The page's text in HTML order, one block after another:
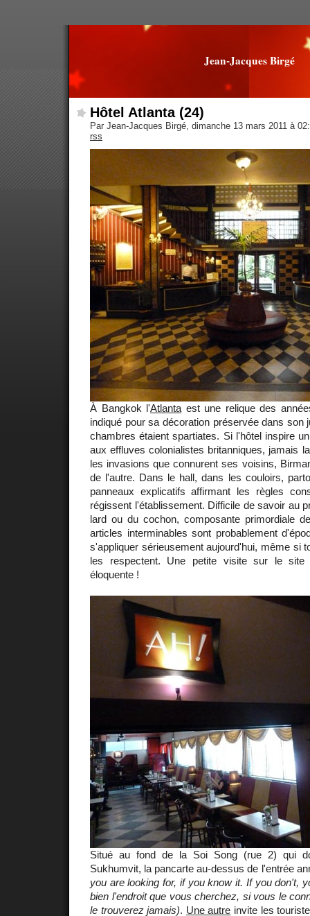
Jean-Jacques Birgé
Hôtel Atlanta (24)
Par Jean-Jacques Birgé, dimanche 13 mars 2011 à
rss
À Bangkok l'Atlanta est une relique des
indiqué pour sa décoration préservée dans son
chambres étaient spartiates. Si l'hôtel inspire
aux effluves colonialistes britanniques, jamais
les invasions que connurent ses voisins,
de l'autre. Dans le hall, dans les couloirs,
panneaux explicatifs affirmant les règles
régissent l'établissement. Difficile de savoir au
lard ou du cochon, composante primordiale
articles interminables sont probablement
s'appliquer sérieusement aujourd'hui, même si
les respectent. Une petite visite sur le
éloquente !
Situé au fond de la Soi Song (rue 2) qui
Sukhumvit, la pancarte au-dessus de l'entrée
you are looking for, if you know it. If you don't,
bien l'endroit que vous cherchez, si vous le
le trouverez jamais). Une autre invite les